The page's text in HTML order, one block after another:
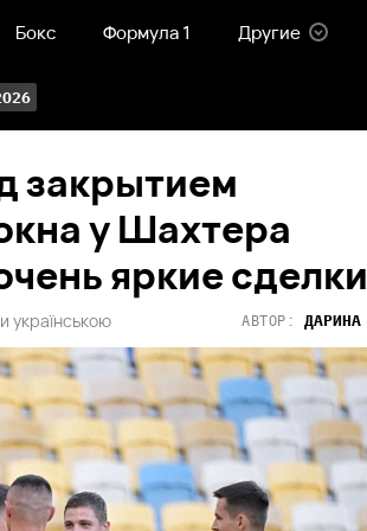
Бокс Формула 1 Другие
закрытием
у Шахтера
яркие сделки
українською АВТОР: ДАРИНА